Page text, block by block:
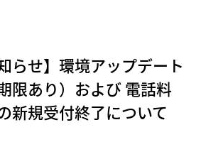
らせ】環境アップデート
限あり）および 電話料
新規受付終了について